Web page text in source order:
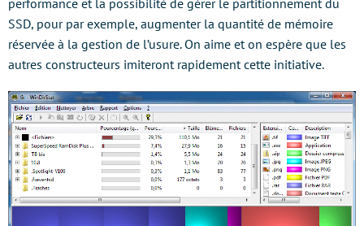
SSD, pour par exemple, augmenter la quantité de mémoire
réservée à la gestion de l’usure. On aime et on espère que les
autres constructeurs imiteront rapidement cette initiative.